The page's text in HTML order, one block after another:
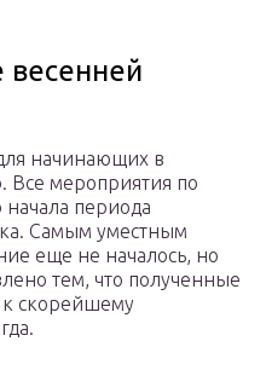
весенней
начинающих в
Все мероприятия по
начала периода
Самым уместным
еще не началось, но
тем, что полученные
к скорейшему